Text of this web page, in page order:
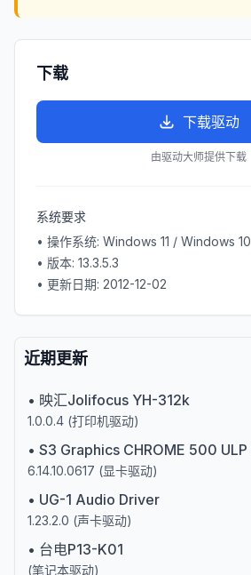
下载
下载驱动
由驱动大师提供下载
系统要求
• 操作系统: Windows 11 / Windows
• 版本: 13.3.5.3
• 更新日期: 2012-12-02
近期更新
• 映汇Jolifocus YH-312k
1.0.0.4 (打印机驱动)
• S3 Graphics CHROME 500
6.14.10.0617 (显卡驱动)
• UG-1 Audio Driver
1.23.2.0 (声卡驱动)
• 台电P13-K01
(笔记本驱动)